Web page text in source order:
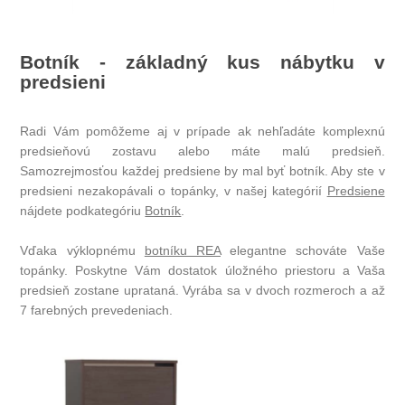
Botník - základný kus nábytku v
predsieni
Radi Vám pomôžeme aj v prípade ak nehľadáte komplexnú
predsieňovú zostavu alebo máte malú predsieň.
Samozrejmosťou každej predsiene by mal byť botník. Aby ste v
predsieni nezakopávali o topánky, v našej kategórií Predsiene
nájdete podkategóriu Botník
Vďaka výklopnému botníku REAelegantne schováte Vaše
topánky. Poskytne Vám dostatok úložného priestoru a Vaša
predsieň zostane uprataná. Vyrába sa v dvoch rozmeroch a až
7 farebných prevedeniach.